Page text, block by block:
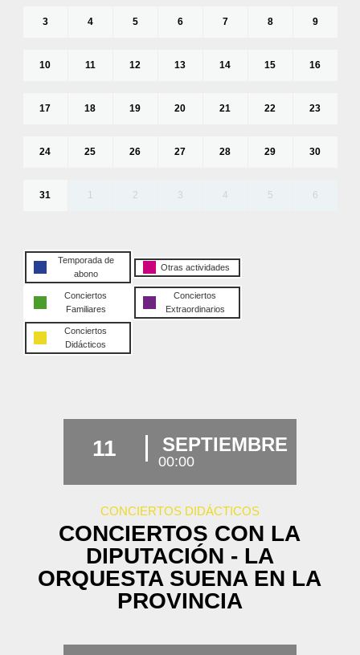
3 4 5 6 7 8 9
10 11 12 13 14 15 16
17 18 19 20 21 22 23
24 25 26 27 28 29 30
31 1 2 3 4 5 6
Temporada de
abono
Otras actividades
Conciertos
Familiares
Conciertos
Extraordinarios
Conciertos
Didácticos
11 SEPTIEMBRE
00:00
CONCIERTOS DIDÁCTICOS
CONCIERTOS CON LA
DIPUTACIÓN - LA
ORQUESTA SUENA EN LA
PROVINCIA